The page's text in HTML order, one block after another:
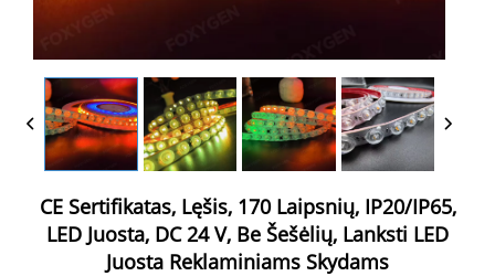
CE Sertifikatas, Lęšis, 170 Laipsnių, IP20/IP65,
LED Juosta, DC 24 V, Be Šešėlių, Lanksti LED
Juosta Reklaminiams Skydams